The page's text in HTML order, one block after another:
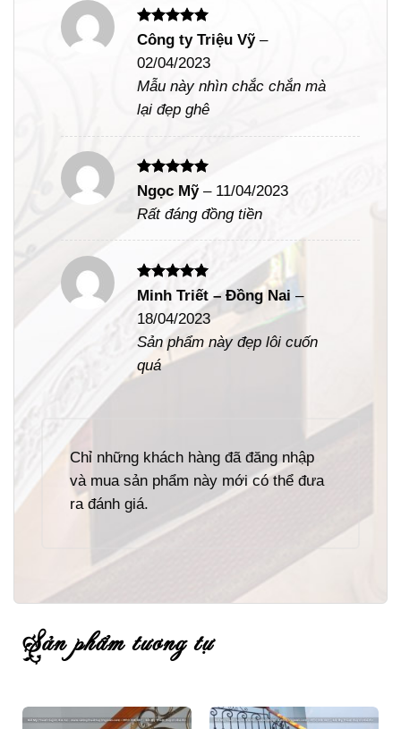
Được xếp
hạng5
5
sao
Công ty Triệu Vỹ–
02/04/2023
Mẫu này nhìn chắc chắn mà
lại đẹp ghê
Được xếp
hạng
5
sao
Ngọc Mỹ– 11/04/2023
Rất đáng đồng tiền
Được xếp
sao
Minh Triết – Đồng Nai–
18/04/2023
Sản phẩm này đẹp lôi cuốn
quá
Chỉ những khách hàng đã đăng nhập
và mua sản phẩm này mới có thể đưa
ra đánh giá.
sản phẩm tương tự